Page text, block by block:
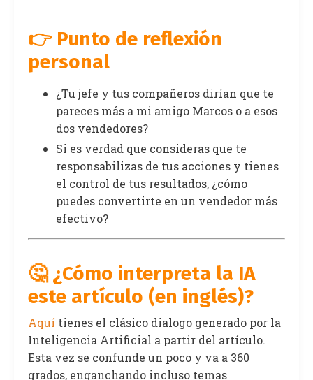
👉 Punto de reflexión
personal
¿Tu jefe y tus compañeros dirían que te
pareces más a mi amigo Marcos o a esos
dos vendedores?
Si es verdad que consideras que te
responsabilizas de tus acciones y tienes
el control de tus resultados, ¿cómo
puedes convertirte en un vendedor más
efectivo?
🤔 ¿Cómo interpreta la IA
este artículo (en inglés)?
Aquí tienes el clásico dialogo generado por la
Inteligencia Artificial a partir del artículo.
Esta vez se confunde un poco y va a 360
grados, enganchando incluso temas